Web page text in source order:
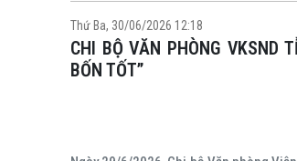
Thứ Ba, 30/06/2026 12:18
CHI BỘ VĂN PHÒNG VKSND TỈNH THÁI NGUYÊN: SÔI NỔI THẢO LUẬN, GÓP Ý XÂY DỰNG “CHI BỘ
BỐN TỐT”